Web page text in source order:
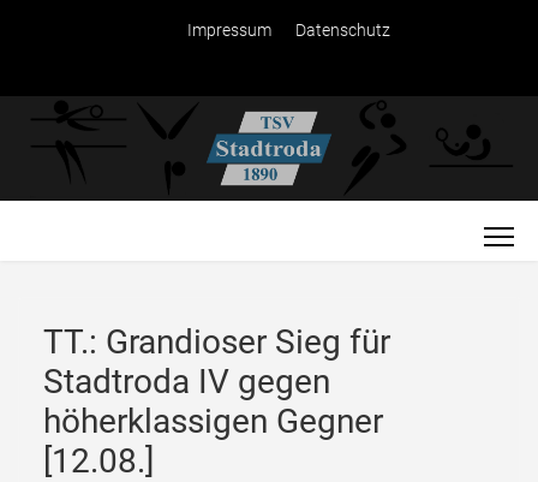
Impressum Datenschutz
TT.: Grandioser Sieg für
Stadtroda IV gegen
höherklassigen Gegner
[12.08.]